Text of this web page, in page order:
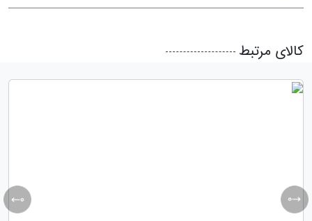
کالای مرتبط